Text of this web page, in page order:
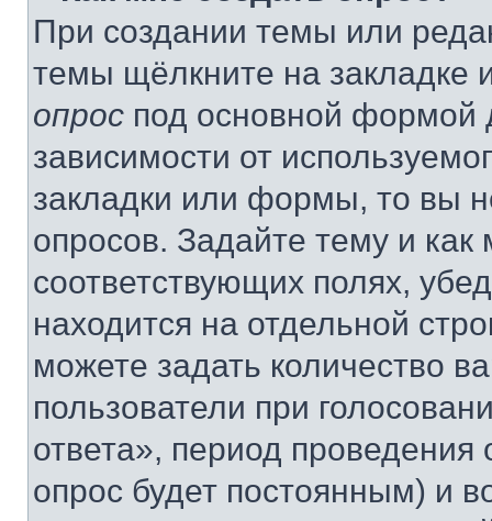
При создании темы или
темы щёлкните на
опрос под основной формой
зависимости от
закладки или формы, то вы
опросов. Задайте тему и
соответствующих полях,
находится на отдельной
можете задать количество
пользователи при
ответа», период проведения
опрос будет постоянным) и